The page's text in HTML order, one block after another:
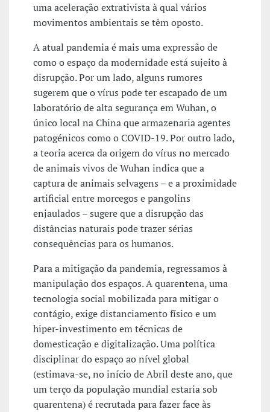
uma aceleração extrativista à qual vários
movimentos ambientais se têm oposto.
A atual pandemia é mais uma expressão de
como o espaço da modernidade está sujeito à
disrupção. Por um lado, alguns rumores
sugerem que o vírus pode ter escapado de um
laboratório de alta segurança em Wuhan, o
único local na China que armazenaria agentes
patogénicos como o COVID-19. Por outro lado,
a teoria acerca da origem do vírus no mercado
de animais vivos de Wuhan indica que a
captura de animais selvagens – e a proximidade
artificial entre morcegos e pangolins
enjaulados – sugere que a disrupção das
distâncias naturais pode trazer sérias
consequências para os humanos.
Para a mitigação da pandemia, regressamos à
manipulação dos espaços. A quarentena, uma
tecnologia social mobilizada para mitigar o
contágio, exige distanciamento físico e um
hiper-investimento em técnicas de
domesticação e digitalização. Uma política
disciplinar do espaço ao nível global
(estimava-se, no início de Abril deste ano, que
um terço da população mundial estaria sob
quarentena) é recrutada para fazer face às